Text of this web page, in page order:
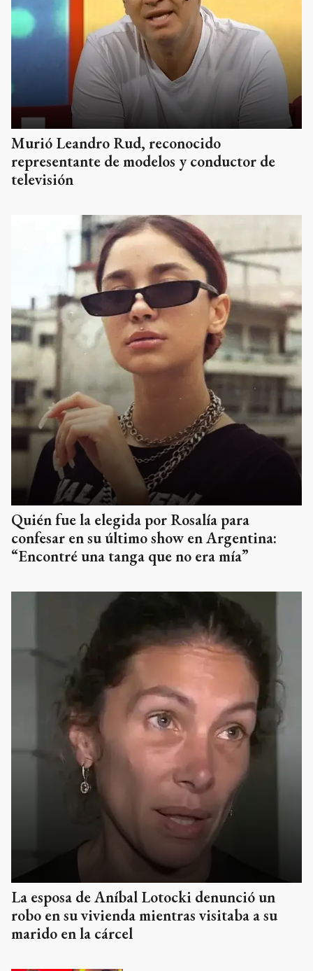
Murió Leandro Rud, reconocido
representante de modelos y conductor de
televisión
Quién fue la elegida por Rosalía para
confesar en su último show en Argentina:
“Encontré una tanga que no era mía”
La esposa de Aníbal Lotocki denunció un
robo en su vivienda mientras visitaba a su
marido en la cárcel